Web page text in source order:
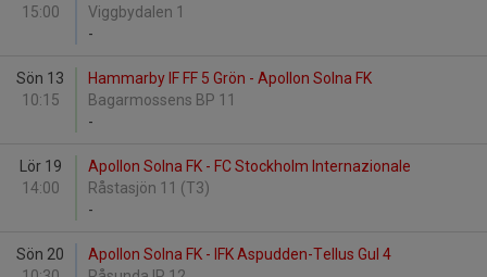
15:00
Viggbydalen 1
-
Sön 13
10:15
Hammarby IF FF 5 Grön - Apollon Solna FK
Bagarmossens BP 11
-
Lör 19
14:00
Apollon Solna FK - FC Stockholm Internazionale
Råstasjön 11 (T3)
-
Sön 20
Apollon Solna FK - IFK Aspudden-Tellus Gul 4